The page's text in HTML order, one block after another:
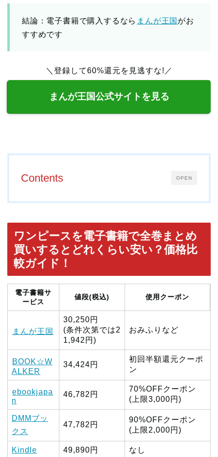
結論：電子書籍で購入するなら まんが王国 がお
すすめです
＼登録して60%還元を見逃すな!／
まんが王国公式サイトを見る
OPEN
Contents
ワンピースを電子書籍で全巻まとめ
買いするとどれくらい安い？価格比
較ガイド！
電子書籍サ
ービス
値段(税込) 使用クーポン
まんが王国
30,250円
(条件次第では2
1,942円)
おみふりなど
BOOK☆W
ALKER
34,424円
初回半額還元クーポ
ン
ebookjapa
n
46,782円
70%OFFクーポン
(上限3,000円)
DMMブッ
クス
47,782円
90%OFFクーポン
(上限2,000円)
Kindle 49,890円 なし